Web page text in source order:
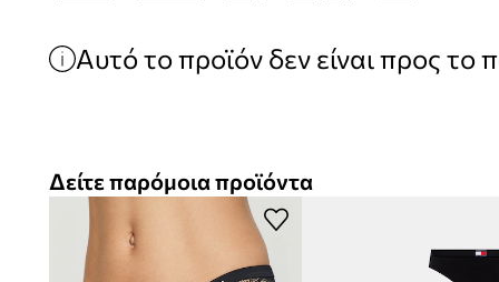
Αυτό το προϊόν δεν είναι προς το
Δείτε παρόμοια προϊόντα